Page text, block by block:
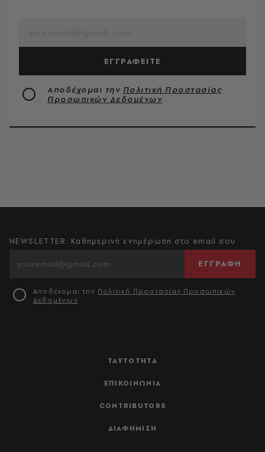
ΕΓΓΡΑΦΕΙΤΕ
Αποδέχομαι την Πολιτική Προστασίας
Προσωπικών Δεδομένων
ΤΑΥΤΟΤΗΤΑ
ΕΠΙΚΟΙΝΩΝΙΑ
CONTRIBUTORS
ΔΙΑΦΗΜΙΣΗ
NEWSLETTER: Καθημερινή ενημέρωση στο email σου
ΕΓΓΡΑΦΗ
Αποδέχομαι την Πολιτική Προστασίας Προσωπικών
Δεδομένων